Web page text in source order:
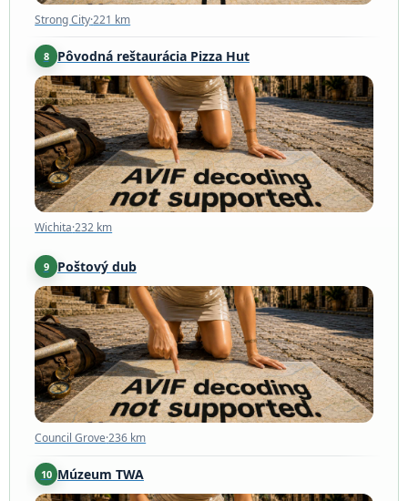
Strong City·221 km
8 Pôvodná reštaurácia Pizza Hut
Wichita·232 km
Wichita·232 km
9 Poštový dub
Council Grove·236 km
Council Grove·236 km
10 Múzeum TWA